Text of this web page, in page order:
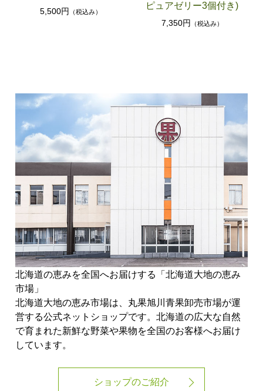
5,500円 （税込み）
ピュアゼリー3個付き)
7,350円 （税込み）
北海道の恵みを全国へお届けする「北海道大地の恵み
市場」
北海道大地の恵み市場は、丸果旭川青果卸売市場が運
営する公式ネットショップです。北海道の広大な自然
で育まれた新鮮な野菜や果物を全国のお客様へお届け
しています。
ショップのご紹介